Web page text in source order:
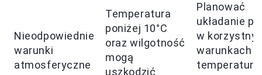
Nieodpowiednie
warunki
atmosferyczne
Temperatura
poniżej 10°C
oraz wilgotność
mogą
uszkodzić
Planować
układanie
w
warunkach -
temperatura